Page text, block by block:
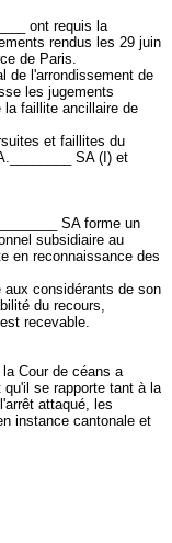
ont requis la
rendus les 29 juin
de Paris.
de l'arrondissement de
les jugements
la faillite ancillaire de
et faillites du
SA (I) et
SA forme un
subsidiaire au
en reconnaissance des
aux considérants de son
du recours,
recevable.
Cour de céans a
se rapporte tant à la
attaqué, les
instance cantonale et